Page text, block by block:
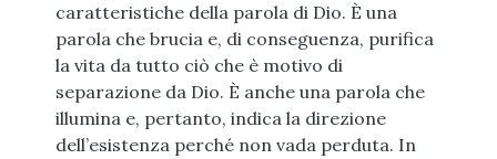
caratteristiche della parola di Dio. È una
parola che brucia e, di conseguenza, purifica
la vita da tutto ciò che è motivo di
separazione da Dio. È anche una parola che
illumina e, pertanto, indica la direzione
dell’esistenza perché non vada perduta. In